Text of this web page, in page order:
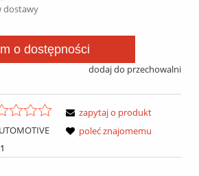
dostawy
o dostępności
dodaj do przechowalni
zapytaj o produkt
poleć znajomemu